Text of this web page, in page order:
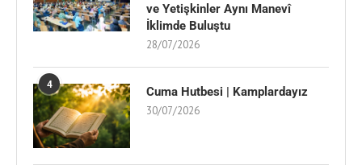
ve Yetişkinler Aynı Manevî
İklimde Buluştu
28/07/2026
4 Cuma Hutbesi | Kamplardayız
30/07/2026